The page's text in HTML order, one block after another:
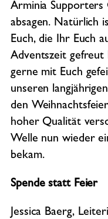
Arminia Supporters
absagen. Natürlich
Euch, die Ihr Euch
Adventszeit
gerne mit Euch
unseren
den
hoher Qualität
Welle nun wieder
bekam.
Spende statt Feier
Jessica Baerg,